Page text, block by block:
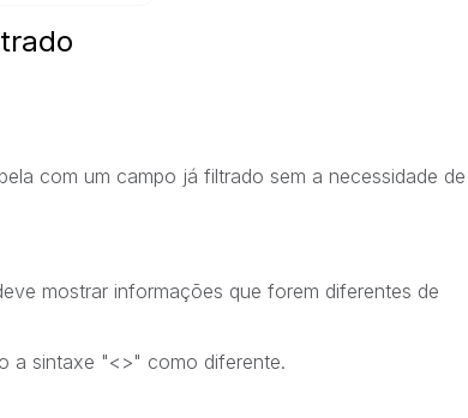
com um campo já filtrado sem a necessidade de
mostrar informações que forem diferentes de
a sintaxe "<>" como diferente.